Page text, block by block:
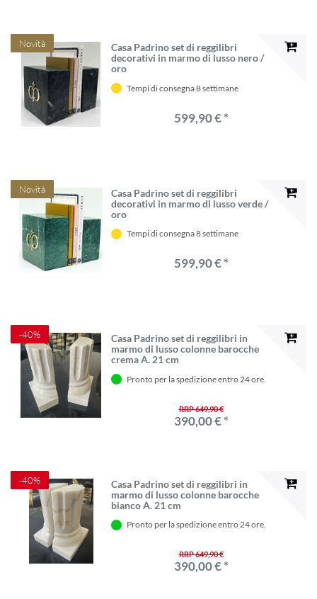
Novità
Casa Padrino set di reggilibri
decorativi in ​​marmo di lusso nero /
oro
Tempi di consegna 8 settimane
599,90 € *
Novità
Casa Padrino set di reggilibri
decorativi in ​​marmo di lusso verde /
oro
Tempi di consegna 8 settimane
599,90 € *
-40%
Casa Padrino set di reggilibri in
marmo di lusso colonne barocche
crema A. 21 cm
Pronto per la spedizione entro 24 ore.
RRP 649,90 €
390,00 € *
-40%
Casa Padrino set di reggilibri in
marmo di lusso colonne barocche
bianco A. 21 cm
Pronto per la spedizione entro 24 ore.
RRP 649,90 €
390,00 € *